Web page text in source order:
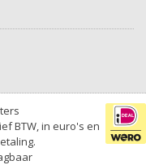
BTW, in euro's en